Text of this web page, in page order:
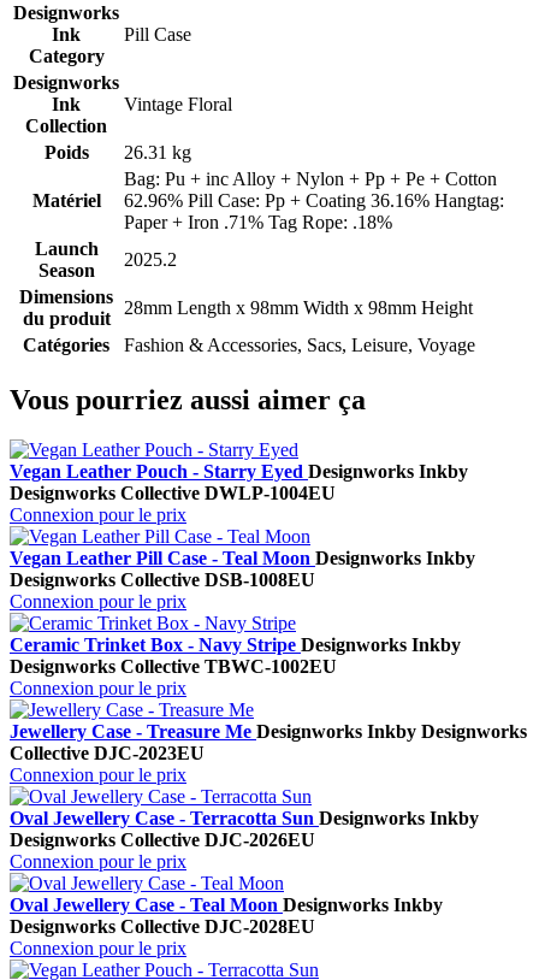
Designworks
Ink
Category
Pill Case
Designworks
Ink
Collection
Vintage Floral
Poids 26.31 kg
Matériel
Bag: Pu + inc Alloy + Nylon + Pp + Pe + Cotton
62.96% Pill Case: Pp + Coating 36.16% Hangtag:
Paper + Iron .71% Tag Rope: .18%
Launch
Season
2025.2
Dimensions
du produit
28mm Length x 98mm Width x 98mm Height
Catégories
Fashion & Accessories, Sacs, Leisure, Voyage
Vous pourriez aussi aimer ça
Vegan Leather Pouch - Starry Eyed Designworks Inkby
Designworks Collective DWLP-1004EU
Connexion pour le prix
Vegan Leather Pill Case - Teal Moon Designworks Inkby
Designworks Collective DSB-1008EU
Connexion pour le prix
Ceramic Trinket Box - Navy Stripe Designworks Inkby
Designworks Collective TBWC-1002EU
Connexion pour le prix
Jewellery Case - Treasure Me Designworks Inkby Designworks
Collective DJC-2023EU
Connexion pour le prix
Oval Jewellery Case - Terracotta Sun Designworks Inkby
Designworks Collective DJC-2026EU
Connexion pour le prix
Oval Jewellery Case - Teal Moon Designworks Inkby
Designworks Collective DJC-2028EU
Connexion pour le prix